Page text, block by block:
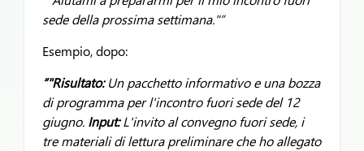
sede della prossima settimana."”
Esempio, dopo:
“"Risultato:Un pacchetto informativo e una bozza
di programma per l'incontro fuori sede del 12
giugno. Input:L'invito al convegno fuori sede, i
tre materiali di lettura preliminare che ho allegato